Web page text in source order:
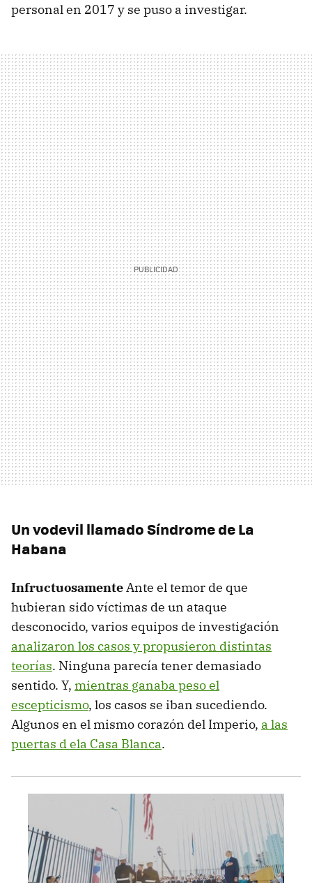
personal en 2017 y se puso a investigar.
Un vodevil llamado Síndrome de La
Habana
InfructuosamenteAnte el temor de que
hubieran sido víctimas de un ataque
desconocido, varios equipos de investigación
analizaron los casos y propusieron distintas
teorías. Ninguna parecía tener demasiado
sentido. Y, mientras ganaba peso el
escepticismo, los casos se iban sucediendo.
Algunos en el mismo corazón del Imperio, a las
puertas d ela Casa Blanca.